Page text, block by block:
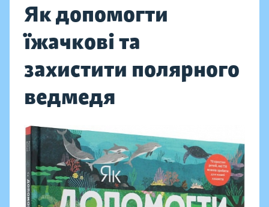
Як допомогти
їжачкові та
захистити полярного
ведмедя